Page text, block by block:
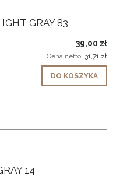
GRAY 83
39,00 zł
Cena netto: 31,71 zł
DO KOSZYKA
14